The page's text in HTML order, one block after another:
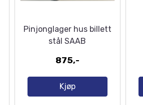
Pinjonglager hus billett
stål SAAB
875,-
Kjøp